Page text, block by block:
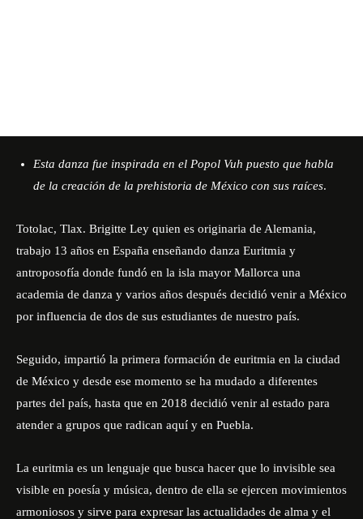
Esta danza fue inspirada en el Popol Vuh puesto que habla
de la creación de la prehistoria de México con sus raíces.
Totolac, Tlax. Brigitte Ley quien es originaria de Alemania,
trabajo 13 años en España enseñando danza Euritmia y
antroposofía donde fundó en la isla mayor Mallorca una
academia de danza y varios años después decidió venir a México
por influencia de dos de sus estudiantes de nuestro país.
Seguido, impartió la primera formación de euritmia en la ciudad
de México y desde ese momento se ha mudado a diferentes
partes del país, hasta que en 2018 decidió venir al estado para
atender a grupos que radican aquí y en Puebla.
La euritmia es un lenguaje que busca hacer que lo invisible sea
visible en poesía y música, dentro de ella se ejercen movimientos
armoniosos y sirve para expresar las actualidades de alma y el